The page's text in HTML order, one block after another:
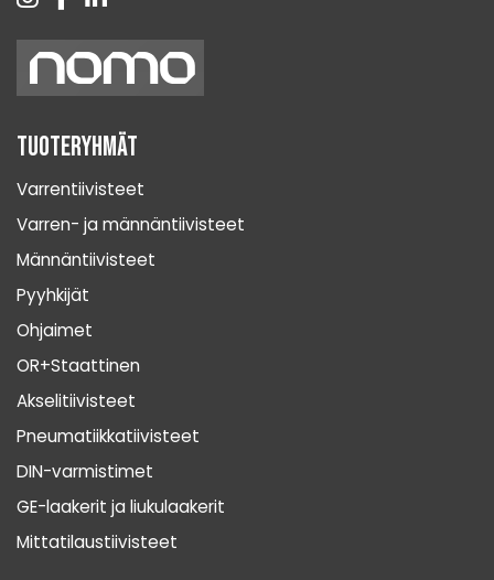
Tuoteryhmät
Varrentiivisteet
Varren- ja männäntiivisteet
Männäntiivisteet
Pyyhkijät
Ohjaimet
OR+Staattinen
Akselitiivisteet
Pneumatiikkatiivisteet
DIN-varmistimet
GE-laakerit ja liukulaakerit
Mittatilaustiivisteet